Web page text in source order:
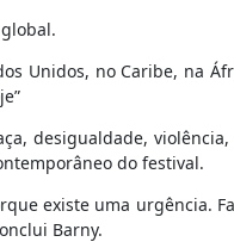
Unidos, no Caribe, na
desigualdade,
do festival.
existe uma urgência.
Barny.